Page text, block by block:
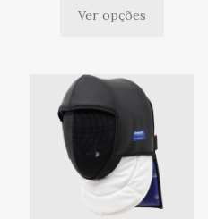
Ver opções
Este
múltiplas
variantes.
As
opções
podem
ser
escolhidas